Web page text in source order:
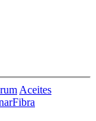
Aceites
Fibra